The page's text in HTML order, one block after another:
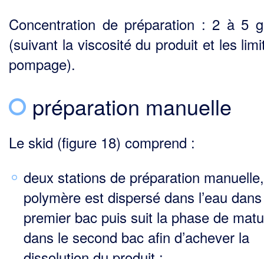
Concentration de préparation : 2 à 5
(suivant la viscosité du produit et les
pompage).
préparation manuelle
Le skid (figure 18) comprend :
deux stations de préparation
polymère est dispersé dans l’eau
premier bac puis suit la phase de
dans le second bac afin d’achever la